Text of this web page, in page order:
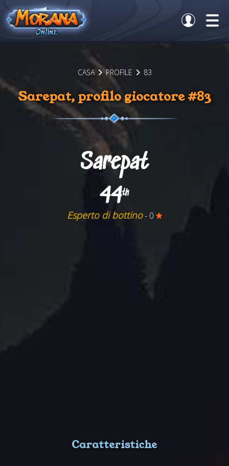
CASA PROFILE 83
Sarepat, profilo giocatore #83
Sarepat
44th
Esperto di bottino- 0
Caratteristiche